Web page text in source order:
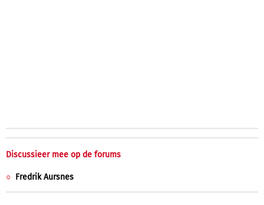
Discussieer mee op de forums
Fredrik Aursnes